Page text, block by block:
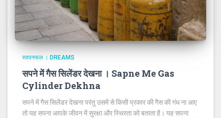
स्वपनफल । DREAMS
सपने में गैस सिलेंडर देखना । Sapne Me Gas
Cylinder Dekhna
सपने में गैस सिलेंडर देखना परंतु उसमें से किसी प्रकार की गैस की गंध ना आए
तो यह सपना आपके जीवन में सुरक्षा और स्थिरता को बताता है। यह सपना